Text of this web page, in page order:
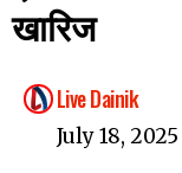
खारिज
Live Dainik
July 18, 2025